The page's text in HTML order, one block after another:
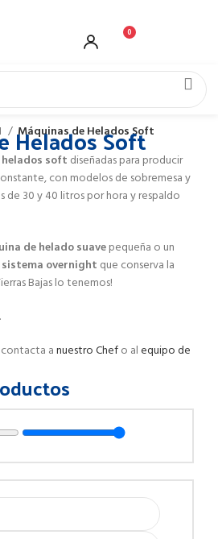
0
Máquinas de Helados Soft
Helados Soft
soft diseñadas para producir
con modelos de sobremesa y
de 30 y 40 litros por hora y respaldo
de helado suavepequeña o un
overnight que conserva la
Bajas lo tenemos!
anuestro Chefo alequipo de